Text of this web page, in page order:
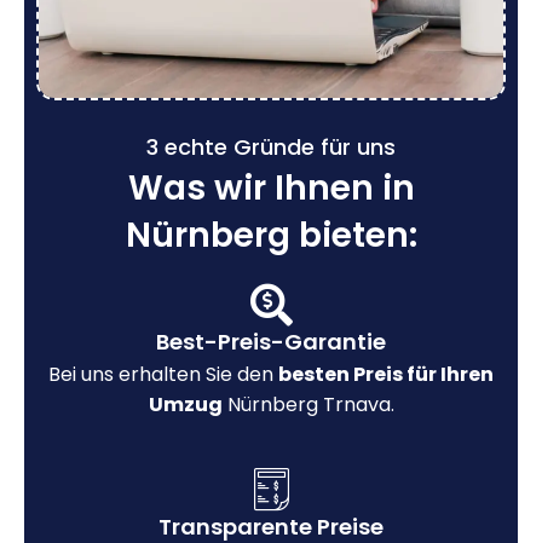
3 echte Gründe für uns
Was wir Ihnen in
Nürnberg bieten:
Best-Preis-Garantie
Bei uns erhalten Sie den besten Preis für Ihren
Umzug Nürnberg Trnava.
Transparente Preise